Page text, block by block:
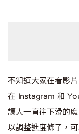
不知道大家在看影
在 Instagram 和
讓人一直往下滑的
以調整進度條了，